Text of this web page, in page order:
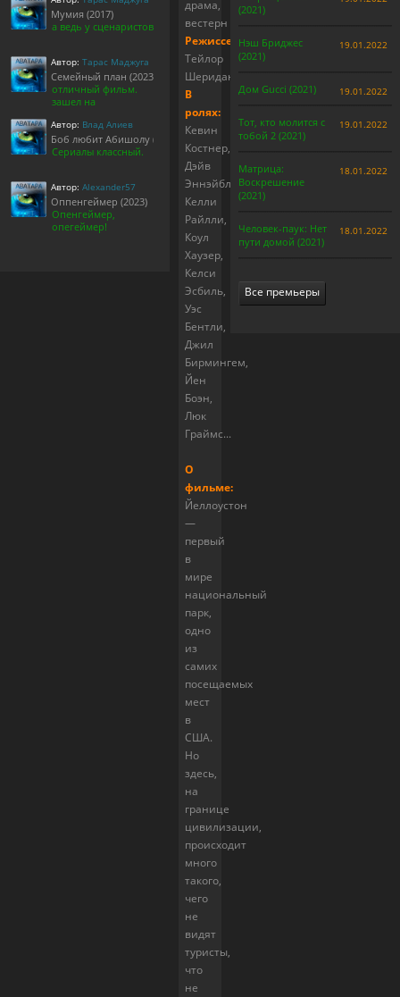
драма,
вестерн
Режиссер:
Тейлор
Шеридан
В
ролях:
Кевин
Костнер,
Дэйв
Эннэйбл,
Келли
Райлли,
Коул
Хаузер,
Келси
Эсбиль,
Уэс
Бентли,
Джил
Бирмингем,
Йен
Боэн,
Люк
Граймс...
О
фильме:
Йеллоустон
—
первый
в
мире
национальный
парк,
одно
из
самих
посещаемых
мест
в
США.
Но
здесь,
на
границе
цивилизации,
происходит
много
такого,
чего
не
видят
туристы,
что
не
Мумия (2017)
а ведь у сценаристов
Автор: Тарас Маджуга
Семейный план (2023)
отличный фильм.
зашел на
Автор: Влад Алиев
Боб любит Абишолу (1-5 сезон)
Сериалы классный.
Автор: Alexander57
Оппенгеймер (2023)
Опенгеймер,
опегеймер!
(2021)
Нэш Бриджес
(2021)
19.01.2022
Дом Gucci (2021) 19.01.2022
Тот, кто молится с
тобой 2 (2021)
19.01.2022
Матрица:
Воскрешение
(2021)
18.01.2022
Человек-паук: Нет
пути домой (2021)
18.01.2022
Все премьеры